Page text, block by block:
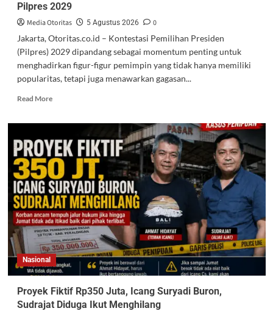
Pilpres 2029
Media Otoritas 5 Agustus 2026
0
Jakarta, Otoritas.co.id – Kontestasi Pemilihan Presiden
(Pilpres) 2029 dipandang sebagai momentum penting untuk
menghadirkan figur-figur pemimpin yang tidak hanya memiliki
popularitas, tetapi juga menawarkan gagasan...
Read More
Nasional
Proyek Fiktif Rp350 Juta, Icang Suryadi Buron,
Sudrajat Diduga Ikut Menghilang